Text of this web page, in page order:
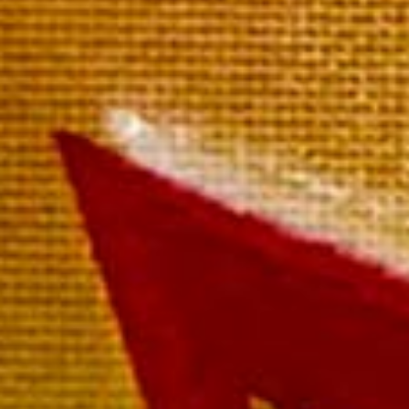
Blanc de Pinot Noir
La bouteille 49,00 €
Paiement rapide et sécurisé
Livraison sous 72 heures
Livraison offerte à partir de
Extra Brut Millésimé